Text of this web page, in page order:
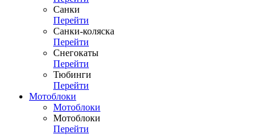
Санки
Перейти
Санки-коляска
Перейти
Снегокаты
Перейти
Тюбинги
Перейти
Мотоблоки
Мотоблоки
Мотоблоки
Перейти